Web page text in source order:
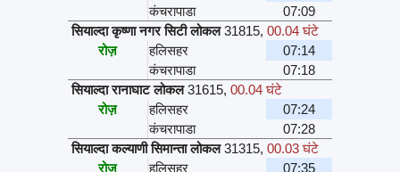
कंचरापाडा
07:09
सियाल्दा कृष्णा नगर सिटी लोकल 31815, 00.04 घंटे
रोज़
हलिसहर
07:14
कंचरापाडा
07:18
सियाल्दा रानाघाट लोकल 31615, 00.04 घंटे
रोज़
हलिसहर
07:24
कंचरापाडा
07:28
सियाल्दा कल्याणी सिमान्ता लोकल 31315, 00.03 घंटे
रोज़
हलिसहर
07:35